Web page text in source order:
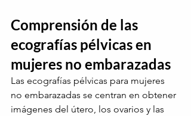
Comprensión de las
ecografías pélvicas en
mujeres no embarazadas
Las ecografías pélvicas para mujeres
no embarazadas se centran en obtener
imágenes del útero, los ovarios y las